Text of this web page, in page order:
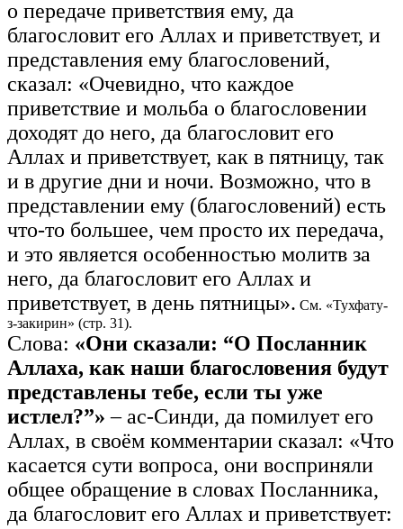
о передаче приветствия ему, да
благословит его Аллах и приветствует, и
представления ему благословений,
сказал: «Очевидно, что каждое
приветствие и мольба о благословении
доходят до него, да благословит его
Аллах и приветствует, как в пятницу, так
и в другие дни и ночи. Возможно, что в
представлении ему (благословений) есть
что-то большее, чем просто их передача,
и это является особенностью молитв за
него, да благословит его Аллах и
приветствует, в день пятницы». См. «Тухфату-
з-закирин» (стр. 31).
Слова: «Они сказали: “О Посланник
Аллаха, как наши благословения будут
представлены тебе, если ты уже
истлел?”» – ас-Синди, да помилует его
Аллах, в своём комментарии сказал: «Что
касается сути вопроса, они восприняли
общее обращение в словах Посланника,
да благословит его Аллах и приветствует: